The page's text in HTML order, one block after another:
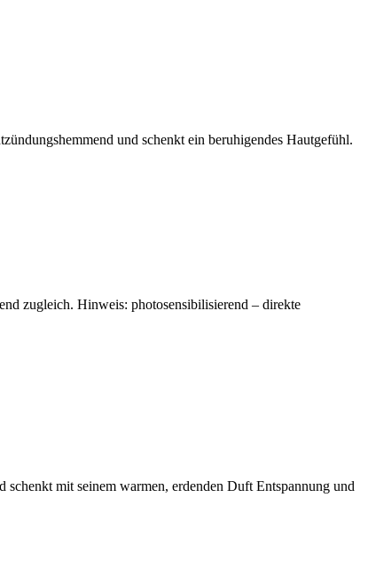
und schenkt ein beruhigendes Hautgefühl.
zugleich. Hinweis: photosensibilisierend – direkte
mit seinem warmen, erdenden Duft Entspannung und